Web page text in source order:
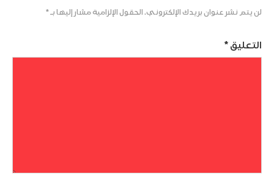
لن يتم نشر عنوان بريدك الإلكتروني. الحقول الإلزامية مشار إليها بـ*
التعليق *